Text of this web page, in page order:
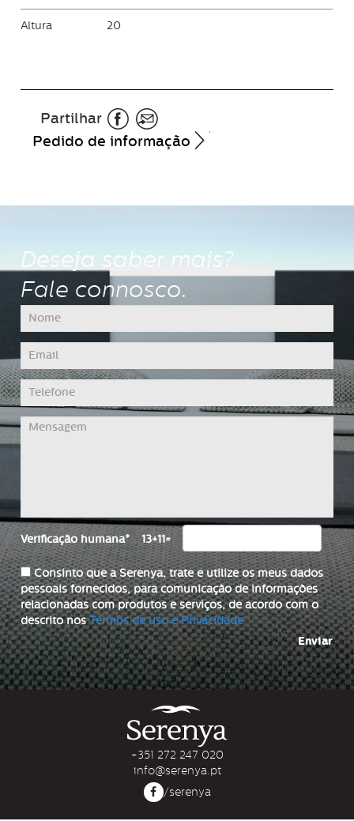
Altura 20
Partilhar
Pedido de informação
Deseja saber mais?
Fale connosco.
Verificação humana* 13+11=
Consinto que a Serenya, trate e utilize os meus dados
pessoais fornecidos, para comunicação de informações
relacionadas com produtos e serviços, de acordo com o
descrito nosTermos de uso e Privacidade
Enviar
+351 272 247 020
info@serenya.pt
/serenya